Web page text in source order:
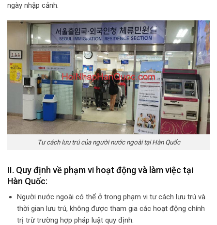
ngày nhập cảnh.
Tư cách lưu trú của người nước ngoài tại Hàn Quốc
II. Quy định về phạm vi hoạt động và làm việc tại
Hàn Quốc:
Người nước ngoài có thể ở trong phạm vi tư cách lưu trú và
thời gian lưu trú, không được tham gia các hoạt động chính
trị trừ trường hợp pháp luật quy định.